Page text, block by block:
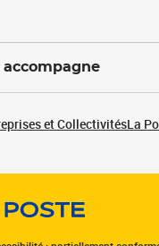
accompagne
et CollectivitésLa